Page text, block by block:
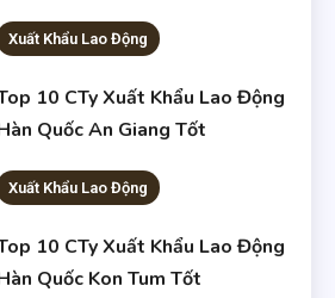
Xuất Khẩu Lao Động
10 CTy Xuất Khẩu Lao Động
Quốc An Giang Tốt
Xuất Khẩu Lao Động
10 CTy Xuất Khẩu Lao Động
Quốc Kon Tum Tốt